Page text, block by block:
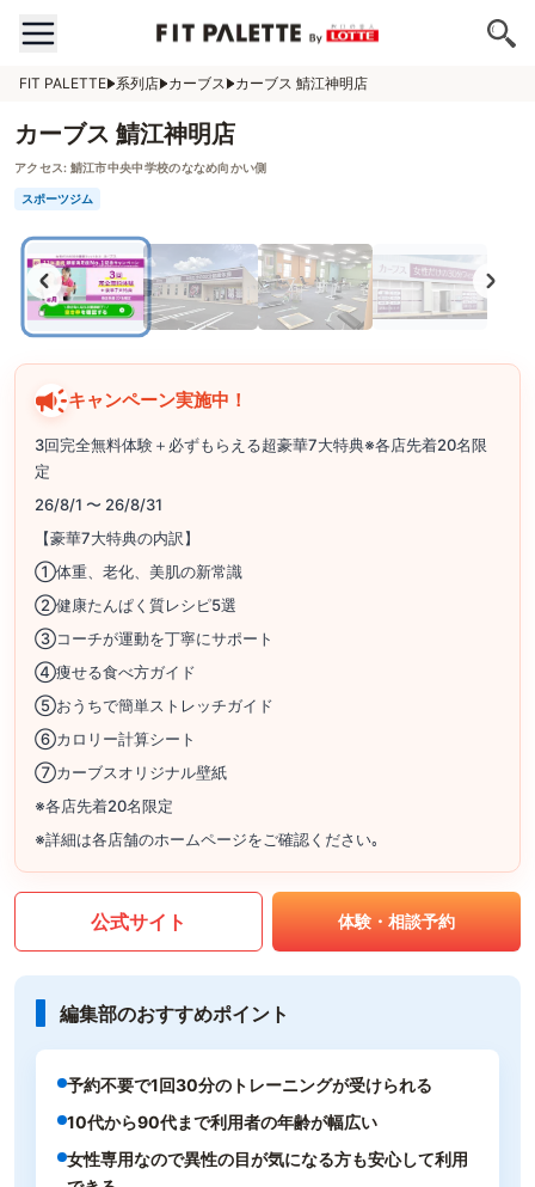
FIT PALETTE 系列店 カーブス カーブス 鯖江神明店
カーブス 鯖江神明店
アクセス: 鯖江市中央中学校のななめ向かい側
スポーツジム
キャンペーン実施中！
3回完全無料体験＋必ずもらえる超豪華7大特典※各店先着20名限
定
26/8/1 〜 26/8/31
【豪華7大特典の内訳】
①体重、老化、美肌の新常識
②健康たんぱく質レシピ5選
③コーチが運動を丁寧にサポート
④痩せる食べ方ガイド
⑤おうちで簡単ストレッチガイド
⑥カロリー計算シート
⑦カーブスオリジナル壁紙
※各店先着20名限定
※詳細は各店舗のホームページをご確認ください｡
公式サイト 体験・相談予約
編集部のおすすめポイント
予約不要で1回30分のトレーニングが受けられる
10代から90代まで利用者の年齢が幅広い
女性専用なので異性の目が気になる方も安心して利用